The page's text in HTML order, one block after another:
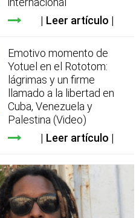
Leer artículo
Emotivo momento de
Yotuel en el Rototom:
lágrimas y un firme
llamado a la libertad en
Cuba, Venezuela y
Palestina (Video)
Leer artículo